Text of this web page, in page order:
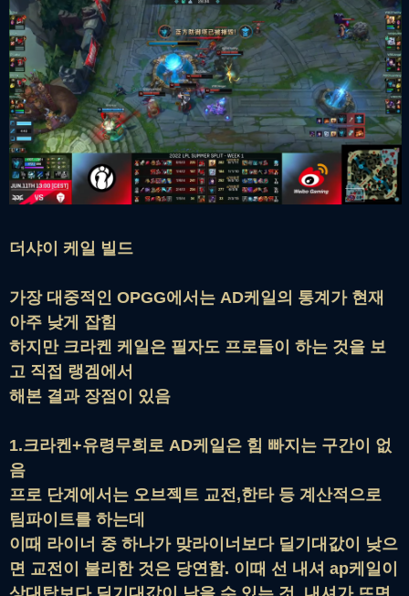
더샤이 케일 빌드
가장 대중적인 OPGG에서는 AD케일의 통계가 현재
아주 낮게 잡힘
하지만 크라켄 케일은 필자도 프로들이 하는 것을 보
고 직접 랭겜에서
해본 결과 장점이 있음
1.크라켄+유령무희로 AD케일은 힘 빠지는 구간이 없
음
프로 단계에서는 오브젝트 교전,한타 등 계산적으로
팀파이트를 하는데
이때 라이너 중 하나가 맞라이너보다 딜기대값이 낮으
면 교전이 불리한 것은 당연함. 이때 선 내셔 ap케일이